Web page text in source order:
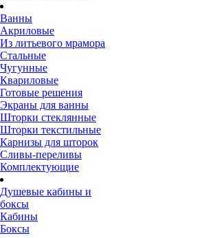
Ванны
Акриловые
Из литьевого мрамора
Стальные
Чугунные
Квариловые
Готовые решения
Экраны для ванны
Шторки стеклянные
Шторки текстильные
Карнизы для шторок
Сливы-переливы
Комплектующие
Душевые кабины и
боксы
Кабины
Боксы